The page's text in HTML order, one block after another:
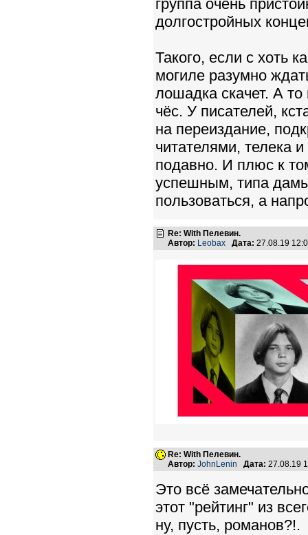
группа очень
долгостройных
Такого, если с хоть
могиле разумно
лошадка скачет. А
чёс. У писателей,
на переиздание,
читателями, телека
подавно. И плюс к
успешным, типа
пользоваться, а
Re: With Пелевин.
Автор: Leobax Дата: 27.08.19
Re: With Пелевин.
Автор: JohnLenin Дата: 27.08.19
Это всё
этот "рейтинг" из
ну, пусть, романов?!.